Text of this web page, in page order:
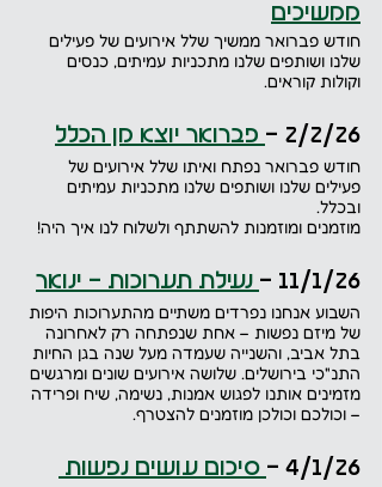
ממשיכים
חודש פברואר ממשיך שלל אירועים של פעילים
שלנו ושותפים שלנו מתכניות עמיתים, כנסים
וקולות קוראים.
2/2/26 - פברואר יוצא מן הכלל
חודש פברואר נפתח ואיתו שלל אירועים של
פעילים שלנו ושותפים שלנו מתכניות עמיתים
ובכלל.
מוזמנים ומוזמנות להשתתף ולשלוח לנו איך היה!
11/1/26 - נעילת תערוכות - ינואר
השבוע אנחנו נפרדים משתיים מהתערוכות היפות
של מיזם נפשות – אחת שנפתחה רק לאחרונה
בתל אביב, והשנייה שעמדה מעל שנה בגן החיות
התנ"כי בירושלים. שלושה אירועים שונים ומרגשים
מזמינים אותנו לפגוש אמנות, נשימה, שיח ופרידה
– וכולכם וכולכן מוזמנים להצטרף.
4/1/26 -
סיכום עושים נפשות